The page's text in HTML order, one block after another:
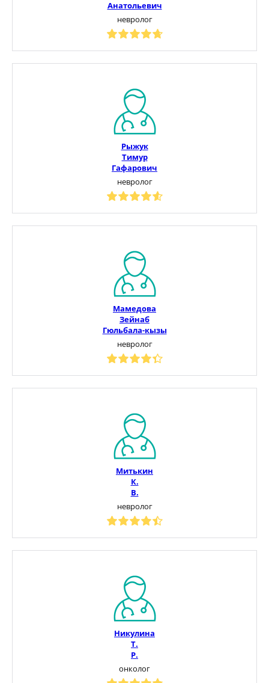
Анатольевич
невролог
Рыжук
Тимур
Гафарович
невролог
Мамедова
Зейнаб
Гюльбала-кызы
невролог
Митькин
К.
В.
невролог
Никулина
Т.
Р.
онколог